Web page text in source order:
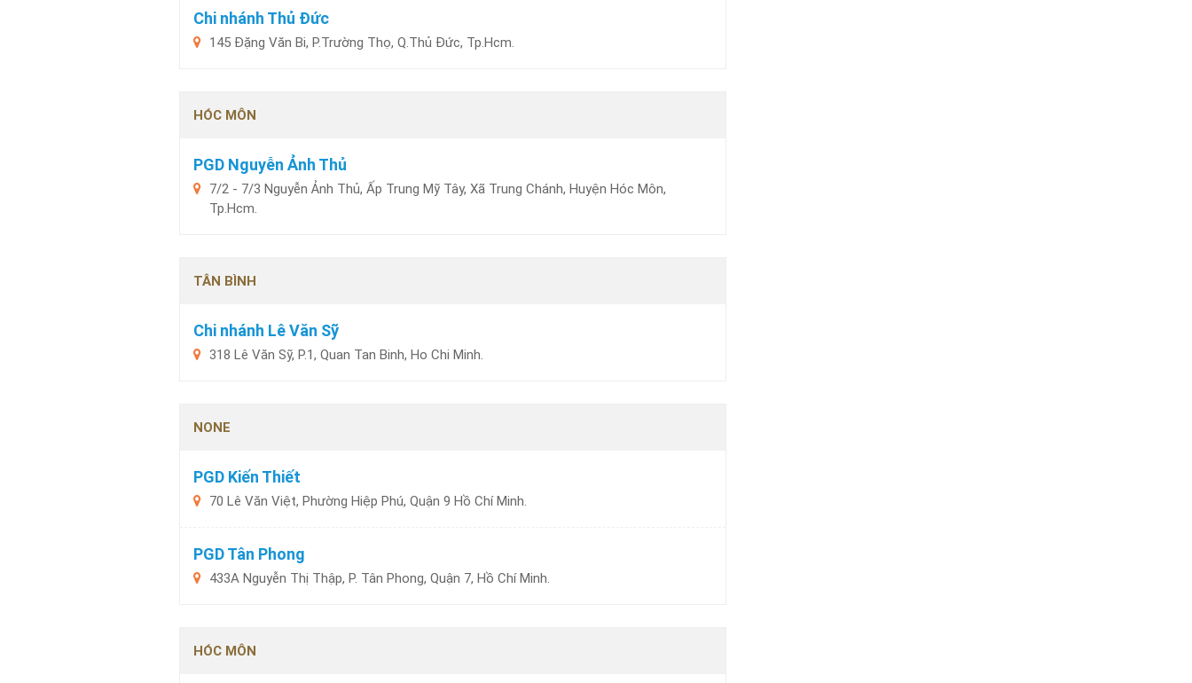
Chi nhánh Thủ Đức
145 Đặng Văn Bi, P.Trường Thọ, Q.Thủ Đức, Tp.Hcm.
HÓC MÔN
PGD Nguyễn Ảnh Thủ
7/2 - 7/3 Nguyễn Ảnh Thủ, Ấp Trung Mỹ Tây, Xã Trung Chánh, Huyện Hóc Môn,
Tp.Hcm.
TÂN BÌNH
Chi nhánh Lê Văn Sỹ
318 Lê Văn Sỹ, P.1, Quan Tan Binh, Ho Chi Minh.
NONE
PGD Kiến Thiết
70 Lê Văn Việt, Phường Hiệp Phú, Quận 9 Hồ Chí Minh.
PGD Tân Phong
433A Nguyễn Thị Thập, P. Tân Phong, Quận 7, Hồ Chí Minh.
HÓC MÔN